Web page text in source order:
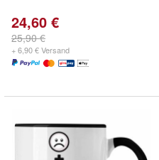
24,60 €
25,90 €
+ 6,90 € Versand